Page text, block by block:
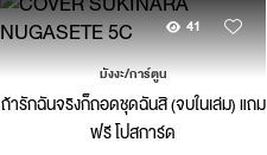
41
มังงะ/การ์ตูน
ถ้ารักฉันจริงก็ถอดชุดฉันสิ (จบในเล่ม) แถม
ฟรี โปสการ์ด